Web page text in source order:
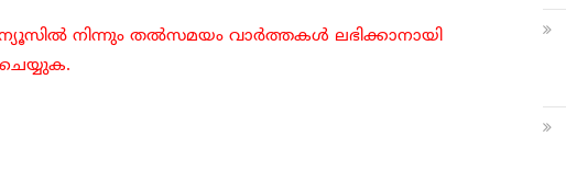
നിന്നും തൽസമയം വാർത്തകൾ ലഭിക്കാനായി